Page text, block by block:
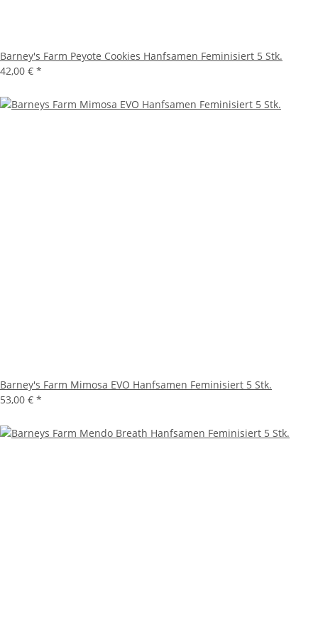
Barney's Farm Peyote Cookies Hanfsamen Feminisiert 5 Stk.
42,00 € *
Barney's Farm Mimosa EVO Hanfsamen Feminisiert 5 Stk.
53,00 € *